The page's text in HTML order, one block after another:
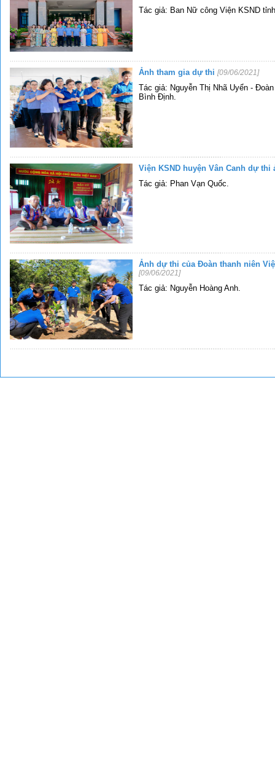
Tác giả: Ban Nữ công Viện KSND
Ảnh tham gia dự thi [09/06/2021]
Tác giả: Nguyễn Thị Nhã Uyển -
Bình Định.
Viện KSND huyện Vân Canh dự thi
Tác giả: Phan Vạn Quốc.
Ảnh dự thi của Đoàn thanh niên
[09/06/2021]
Tác giả: Nguyễn Hoàng Anh.